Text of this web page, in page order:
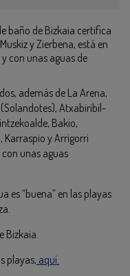
baño de Bizkaia certifica
y Zierbena, está en
con unas aguas de
además de La Arena,
Atxabiribil-
Bakio,
Karraspio y Arrigorri
unas aguas
es “buena” en las playas
Bizkaia.
playas, aquí.